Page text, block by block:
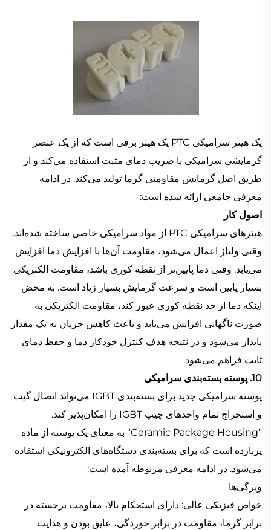
یک هیتر سرامیکی PTC یک هیتر برقی است که از یک عنصر
گرمایشی سرامیکی با ضریب دمای مثبت استفاده می‌کند و از
طریق اصل گرمایش مقاومتی گرما تولید می‌کند. در ادامه
معرفی جامعی ارائه شده است:
اصول کار
هیترهای سرامیکی PTC از مواد سرامیکی خاصی ساخته شده‌اند.
وقتی ولتاژ اعمال می‌شود، مقاومت آن‌ها با افزایش دما افزایش
می‌یابد. وقتی دما پایین‌تر از نقطه کوری باشد، مقاومت الکتریکی
بسیار پایین است و سرعت گرمایش بسیار زیاد است. به محض
اینکه دما از حد نقطه کوری عبور کند، مقاومت الکتریکی به
صورت ناگهانی افزایش می‌یابد و باعث کاهش جریان به یک مقدار
پایدار می‌شود و در نتیجه هدف کنترل خودکار دما و حفظ دمای
ثابت فراهم می‌شود.
10. پوسته بسته‌بندی سرامیکی
پوسته سرامیکی جدید برای بسته‌بندی IGBT می‌تواند اتصال گیت
و استخراج تمام واحد‌های چیپ IGBT را امکان‌پذیر کند.
"Ceramic Package Housing" به معنای یک پوسته از ماده
پربازده است که برای بسته‌بندی دستگاه‌های الکترونیکی استفاده
می‌شود. در ادامه معرفی مربوطه آمده است:
ویژگی‌ها
خواص فیزیکی عالی: دارای استحکام بالا، مقاومت برجسته در
برابر گرما، مقاومت در برابر خوردگی، عایق بودن و هدایت